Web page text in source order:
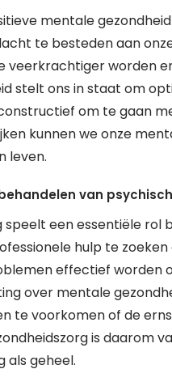
mentale
te besteden aan
veerkrachtiger worden
stelt ons in staat om
om te gaan
kunnen we onze
leven.
van
speelt een essentiële
hulp te
effectief worden
over mentale
te voorkomen of de
is daarom
als geheel.